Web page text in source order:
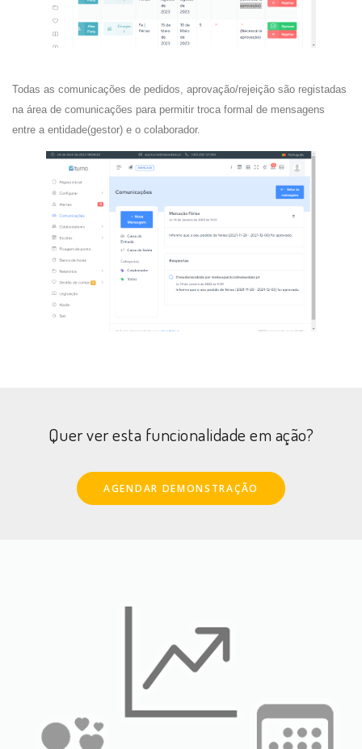
Todas as comunicações de pedidos, aprovação/rejeição são registadas
na área de comunicações para permitir troca formal de mensagens
entre a entidade(gestor) e o colaborador.
Quer ver esta funcionalidade em ação?
AGENDAR DEMONSTRAÇÃO